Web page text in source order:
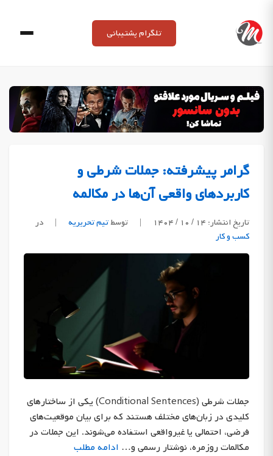
content
تلگرام پشتیبانی
گرامر پیشرفته: جملات شرطی و
کاربردهای واقعی آن‌ها در مکالمه
تاریخ انتشار: ۱۴ / ۱۰ / ۱۴۰۴ | توسطتیم تحریریه |
در
کسب و کار
جملات شرطی (Conditional Sentences) یکی از ساختارهای
کلیدی در زبان‌های مختلف هستند که برای بیان موقعیت‌های
فرضی، احتمالی یا غیرواقعی استفاده می‌شوند. این جملات در
مکالمات روزمره، نوشتار رسمی و… ادامه مطلب